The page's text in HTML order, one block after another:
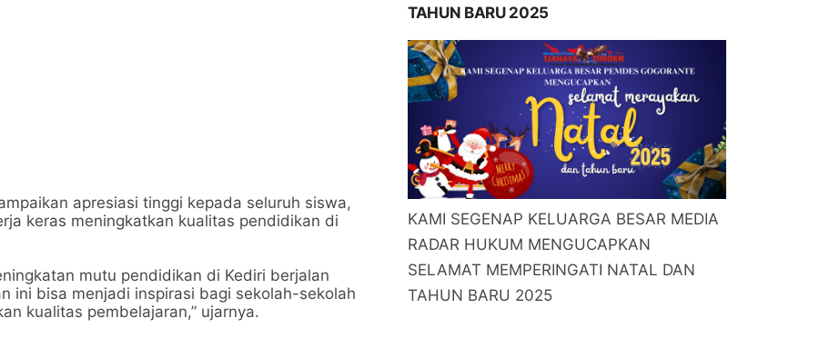
apresiasi tinggi kepada seluruh siswa,
keras meningkatkan kualitas pendidikan di
mutu pendidikan di Kediri berjalan
ini bisa menjadi inspirasi bagi sekolah-sekolah
kualitas pembelajaran,” ujarnya.
TAHUN BARU 2025
KAMI SEGENAP KELUARGA BESAR MEDIA
RADAR HUKUM MENGUCAPKAN
SELAMAT MEMPERINGATI NATAL DAN
TAHUN BARU 2025